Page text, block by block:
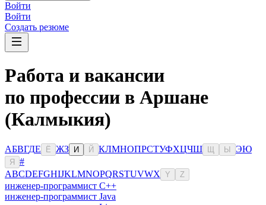
Войти
Войти
Создать резюме
Работа и вакансии
по профессии в Аршане
(Калмыкия)
АБВГДЕ Ё ЖЗ И Й КЛМНОПРСТУФХЦЧШ Ы ЭЮ
Я
#
ABCDEFGHIJKLMNOPQRSTUVWX Y Z
инженер-программист C++
инженер-программист Java